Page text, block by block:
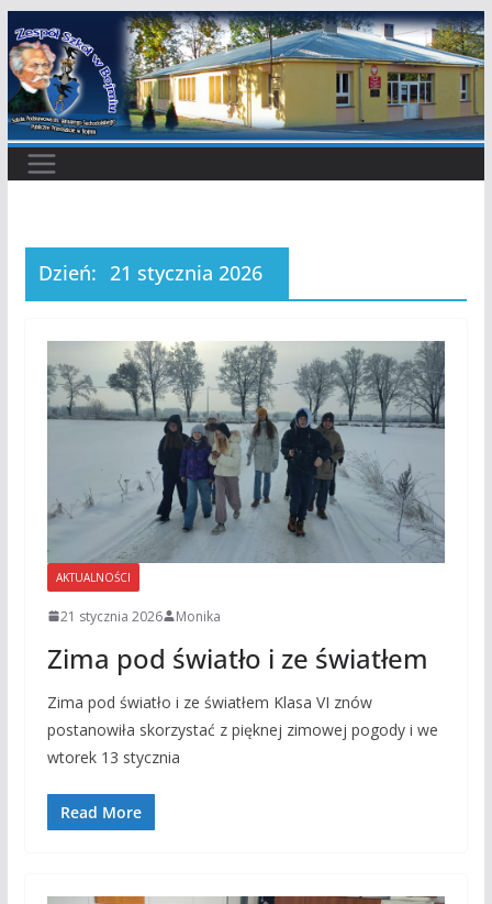
Przejdź
do
treści
Dzień: 21 stycznia 2026
AKTUALNOŚCI
21 stycznia 2026 Monika
Zima pod światło i ze światłem
Zima pod światło i ze światłem Klasa VI znów
postanowiła skorzystać z pięknej zimowej pogody i we
wtorek 13 stycznia
Read More